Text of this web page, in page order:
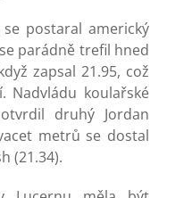
postaral americký
parádně trefil hned
zapsal 21.95, což
Nadvládu koulařské
druhý Jordan
metrů se dostal
(21.34).